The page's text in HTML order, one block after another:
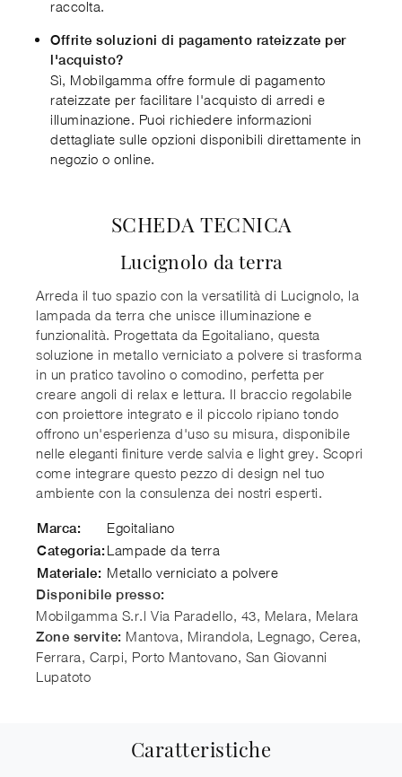
raccolta.
Offrite soluzioni di pagamento rateizzate per
l'acquisto?
Sì, Mobilgamma offre formule di pagamento
rateizzate per facilitare l'acquisto di arredi e
illuminazione. Puoi richiedere informazioni
dettagliate sulle opzioni disponibili direttamente in
negozio o online.
SCHEDA TECNICA
Lucignolo da terra
Arreda il tuo spazio con la versatilità di Lucignolo, la
lampada da terra che unisce illuminazione e
funzionalità. Progettata da Egoitaliano, questa
soluzione in metallo verniciato a polvere si trasforma
in un pratico tavolino o comodino, perfetta per
creare angoli di relax e lettura. Il braccio regolabile
con proiettore integrato e il piccolo ripiano tondo
offrono un'esperienza d'uso su misura, disponibile
nelle eleganti finiture verde salvia e light grey. Scopri
come integrare questo pezzo di design nel tuo
ambiente con la consulenza dei nostri esperti.
Marca: Egoitaliano
Categoria:Lampade da terra
Materiale: Metallo verniciato a polvere
Disponibile presso:
Mobilgamma S.r.l Via Paradello, 43, Melara, Melara
Zone servite: Mantova, Mirandola, Legnago, Cerea,
Ferrara, Carpi, Porto Mantovano, San Giovanni
Lupatoto
Caratteristiche